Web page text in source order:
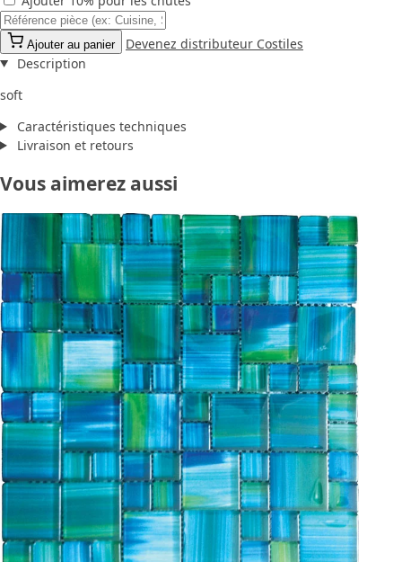
Ajouter au panier
Devenez distributeur Costiles
Description
soft
Caractéristiques techniques
Livraison et retours
Vous aimerez aussi